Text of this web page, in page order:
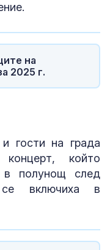
на
2025 г.
гости на града
който
полунощ след
включиха в